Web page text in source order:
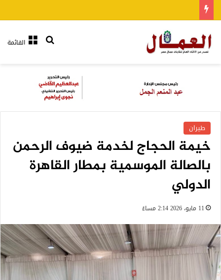
القائمةبحث عن
طيران
خيمة الحجاج لخدمة ضيوف الرحمن
بالصالة الموسمية بمطار القاهرة
الدولي
11 مايو، 2026 2:14 مساءً